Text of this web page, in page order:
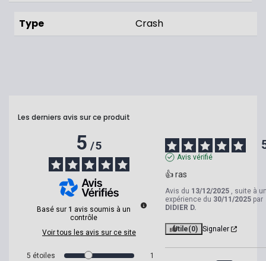
Type Crash
Les derniers avis sur ce produit
5/5
Basé sur 1 avis soumis à un
contrôle
Voir tous les avis sur ce site
5 étoiles
1
Avis vérifié
👍 ras
Avis du 13/12/2025 , suite à
expérience du 30/11/2025 par
DIDIER D.
Utile(0) Signaler